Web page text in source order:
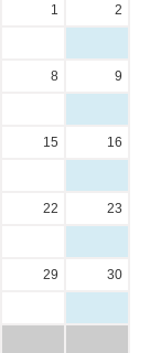
1
2
8 9
15 16
22 23
29 30